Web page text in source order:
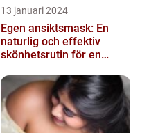
13 januari 2024
Egen ansiktsmask: En
naturlig och effektiv
skönhetsrutin för en